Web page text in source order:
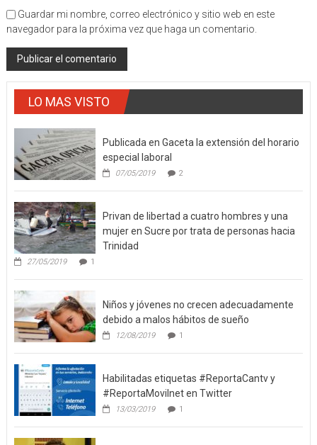
Guardar mi nombre, correo electrónico y sitio web en este
navegador para la próxima vez que haga un comentario.
LO MAS VISTO
Publicada en Gaceta la extensión del horario
especial laboral
07/05/2019 2
Privan de libertad a cuatro hombres y una
mujer en Sucre por trata de personas hacia
Trinidad
27/05/2019 1
Niños y jóvenes no crecen adecuadamente
debido a malos hábitos de sueño
12/08/2019 1
Habilitadas etiquetas #ReportaCantv y
#ReportaMovilnet en Twitter
13/03/2019 1